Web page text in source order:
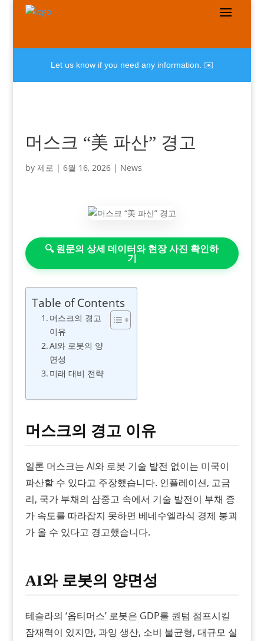
Let us know if you need any information. ✉️
머스크 “美 파산” 경고
by 제로 | 6월 16, 2026| News
🔍 원문의 상세 데이터와 현장 사진 확인하
기
Table of Contents
머스크의 경고
이유
AI와 로봇의 양
면성
미래 대비 전략
머스크의 경고 이유
일론 머스크는 AI와 로봇 기술 발전 없이는 미국이
파산할 수 있다고 주장했습니다. 인플레이션, 고금
리, 국가 부채의 삼중고 속에서 기술 발전이 부채 증
가 속도를 따라잡지 못하면 베네수엘라식 경제 붕괴
가 올 수 있다고 경고했습니다.
AI와 로봇의 양면성
테슬라의 ‘옵티머스’ 로봇은 GDP를 퀀텀 점프시킬
잠재력이 있지만, 과잉 생산, 소비 불균형, 대규모 실